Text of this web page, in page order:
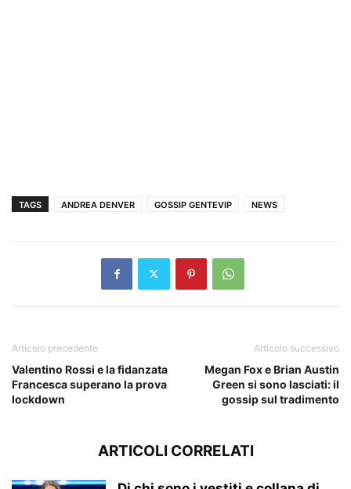
TAGS ANDREA DENVER GOSSIP GENTEVIP NEWS
Articolo precedente
Valentino Rossi e la fidanzata
Francesca superano la prova
lockdown
Articolo successivo
Megan Fox e Brian Austin
Green si sono lasciati: il
gossip sul tradimento
ARTICOLI CORRELATI